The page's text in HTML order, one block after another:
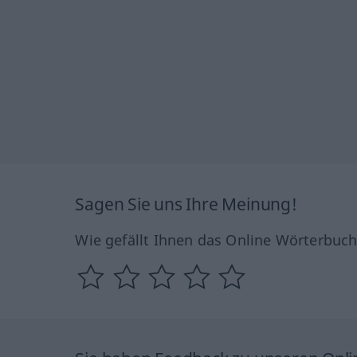
Sagen Sie uns Ihre Meinung!
Wie gefällt Ihnen das Online